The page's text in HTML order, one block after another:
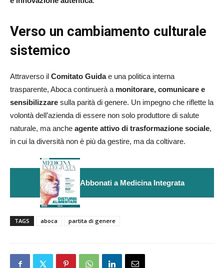
Verso un cambiamento culturale
sistemico
Attraverso il Comitato Guidae una politica interna
trasparente, Aboca continuerà a monitorare, comunicare e
sensibilizzare sulla parità di genere. Un impegno che riflette la
volontà dell’azienda di essere non solo produttore di salute
naturale, ma anche agente attivo di trasformazione sociale,
in cui la diversità non è più da gestire, ma da coltivare.
Abbonati a Medicina Integrata
TAGS aboca partita di genere